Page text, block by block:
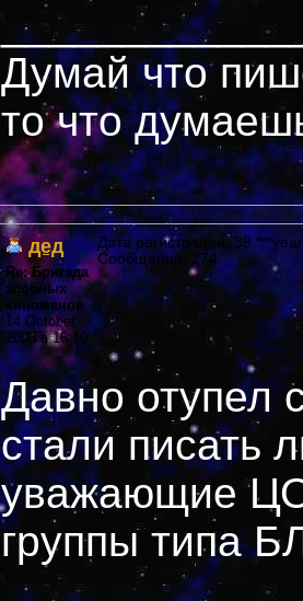
Думай что
то что
дед
Re: Бригада
злобных
киноманов
14 October,
2005 в 16:10
Дата регистрации: 39
Сообщений: 274
Давно отупел
стали писать
уважающие
группы типа